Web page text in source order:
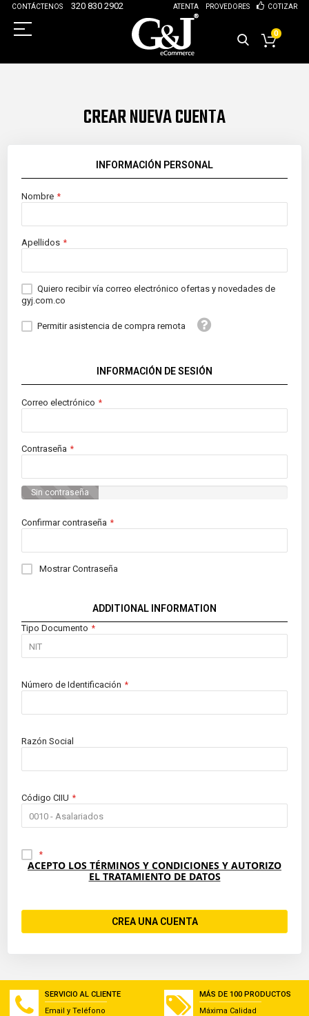
CONTÁCTENOS 320 830 2902 ATENTA PROVEDORES COTIZAR
0
CREAR NUEVA CUENTA
INFORMACIÓN PERSONAL
Nombre
Apellidos
Quiero recibir vía correo electrónico ofertas y novedades de
gyj.com.co
Permitir asistencia de compra remota
Tooltip
INFORMACIÓN DE SESIÓN
Correo electrónico
Contraseña
Sin contraseña
Confirmar contraseña
Mostrar Contraseña
ADDITIONAL INFORMATION
Tipo Documento
Número de Identificación
Razón Social
Código CIIU
ACEPTO LOS TÉRMINOS Y CONDICIONES Y AUTORIZO
EL TRATAMIENTO DE DATOS
CREA UNA CUENTA
SERVICIO AL CLIENTE
Email y Teléfono
MÁS DE 100 PRODUCTOS
Máxima Calidad